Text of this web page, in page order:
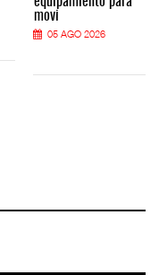
movi
05 AGO 2026